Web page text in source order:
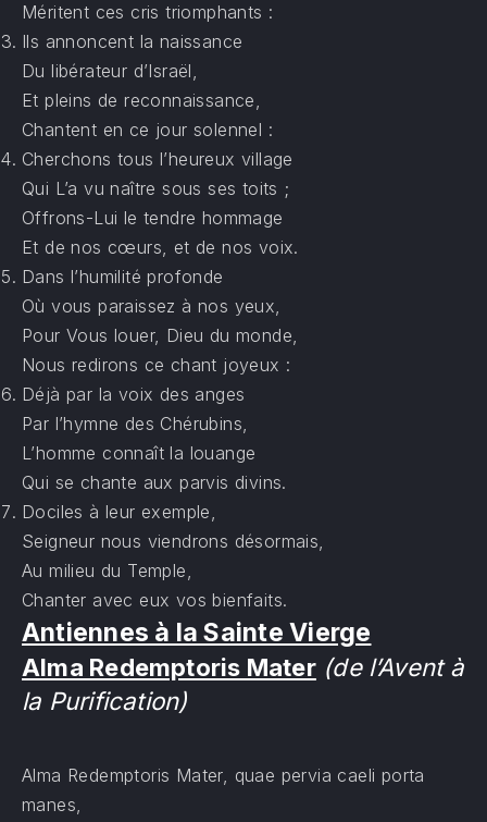
Méritent ces cris triomphants :
Ils annoncent la naissance
Du libérateur d’Israël,
Et pleins de reconnaissance,
Chantent en ce jour solennel :
Cherchons tous l’heureux village
Qui L’a vu naître sous ses toits ;
Offrons-Lui le tendre hommage
Et de nos cœurs, et de nos voix.
Dans l’humilité profonde
Où vous paraissez à nos yeux,
Pour Vous louer, Dieu du monde,
Nous redirons ce chant joyeux :
Déjà par la voix des anges
Par l’hymne des Chérubins,
L’homme connaît la louange
Qui se chante aux parvis divins.
Dociles à leur exemple,
Seigneur nous viendrons désormais,
Au milieu du Temple,
Chanter avec eux vos bienfaits.
Antiennes à la Sainte Vierge
Alma Redemptoris Mater (de l’Avent à
la Purification)
Alma Redemptoris Mater, quae pervia caeli porta
manes,